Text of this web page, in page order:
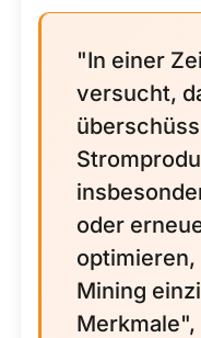
"In einer
versucht,
oder
Mining